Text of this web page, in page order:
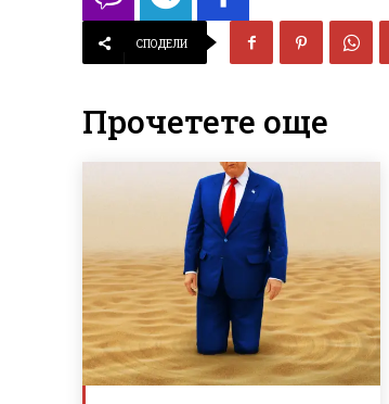
СПОДЕЛИ
Прочетете още